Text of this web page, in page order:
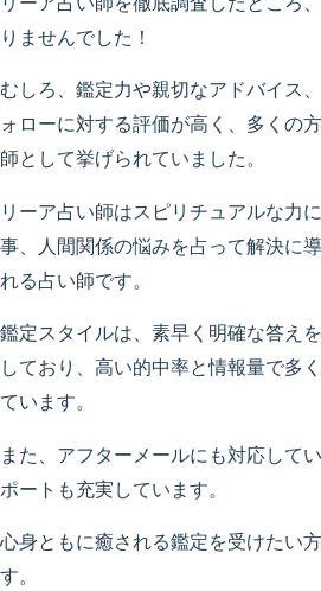
りませんでした！
むしろ、鑑定力や親切なアドバイス
ォローに対する評価が高く、多くの
師として挙げられていました。
リーア占い師はスピリチュアルな力
事、人間関係の悩みを占って解決に
れる占い師です。
鑑定スタイルは、素早く明確な答え
しており、高い的中率と情報量で多
ています。
また、アフターメールにも対応して
ポートも充実しています。
心身ともに癒される鑑定を受けたい
す。